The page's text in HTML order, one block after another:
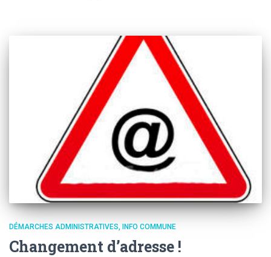
DÉMARCHES ADMINISTRATIVES INFO COMMUNE
Changement d’adresse !